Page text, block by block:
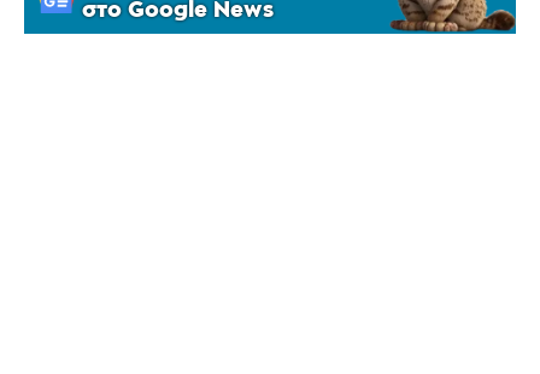
στο Google News